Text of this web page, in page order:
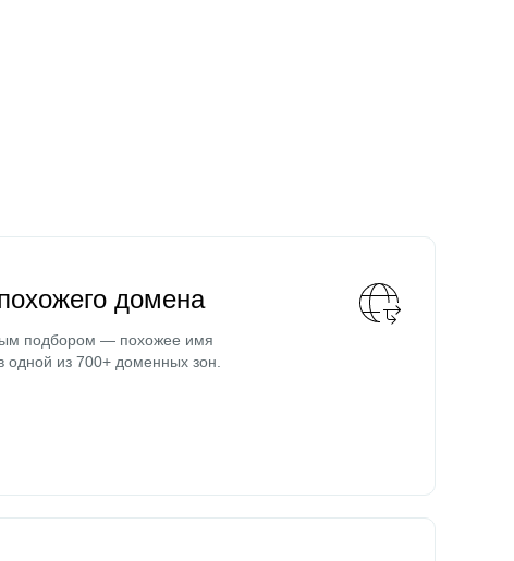
домена
подбором — похожее имя
одной из 700+ доменных зон.